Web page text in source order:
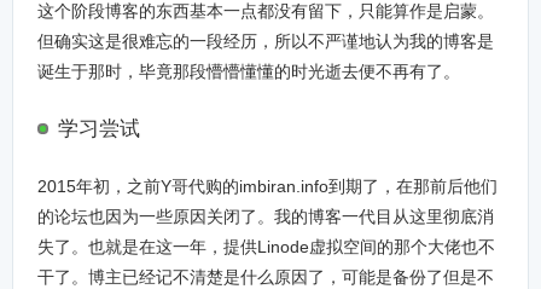
这个阶段博客的东西基本一点都没有留下，只能算作是启蒙。
但确实这是很难忘的一段经历，所以不严谨地认为我的博客是
诞生于那时，毕竟那段懵懵懂懂的时光逝去便不再有了。
学习尝试
2015年初，之前Y哥代购的imbiran.info到期了，在那前后他们
的论坛也因为一些原因关闭了。我的博客一代目从这里彻底消
失了。也就是在这一年，提供Linode虚拟空间的那个大佬也不
干了。博主已经记不清楚是什么原因了，可能是备份了但是不